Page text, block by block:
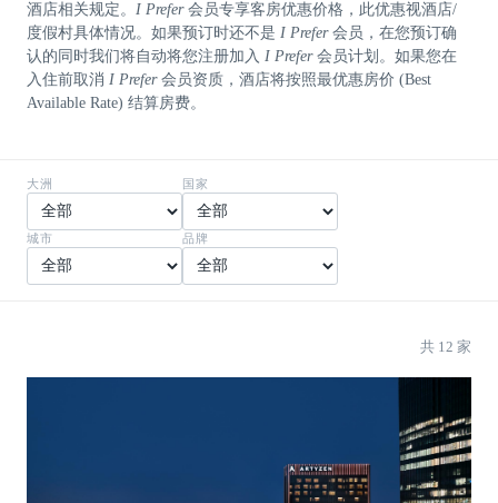
酒店相关规定。 I Prefer会员专享客房优惠价格，此优惠视酒店/
度假村具体情况。如果预订时还不是 I Prefer会员，在您预订确
认的同时我们将自动将您注册加入 I Prefer会员计划。如果您在
入住前取消 I Prefer会员资质，酒店将按照最优惠房价 (Best
Available Rate) 结算房费。
大洲 国家
城市 品牌
共 12 家